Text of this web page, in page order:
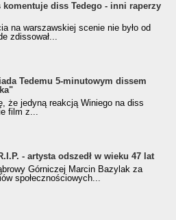
komentuje diss Tedego - inni raperzy
na warszawskiej scenie nie było od
zdissował...
Tedemu 5-minutowym dissem
że jedyną reakcją Winiego na diss
film z...
- artysta odszedł w wieku 47 lat
Górniczej Marcin Bazylak za
społecznościowych...